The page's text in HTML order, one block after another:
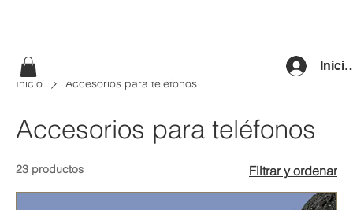
Inicio Accesorios para teléfonos
Accesorios para teléfonos
23 productos Filtrar y ordenar